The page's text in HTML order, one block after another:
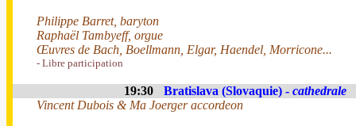
Philippe Barret, baryton
Raphaël Tambyeff, orgue
Œuvres de Bach, Boellmann, Elgar, Haendel, Morricone...
- Libre participation
19:30 Bratislava (Slovaquie) - cathedrale
Vincent Dubois & Ma Joerger accordeon